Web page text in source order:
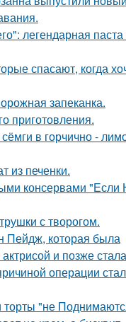
легендарная паста
спасают, когда
запеканка.
приготовления.
в горчично -
из печенки.
консервами "Если
с творогом.
Пейдж, которая была
и позже
операции
торты "не